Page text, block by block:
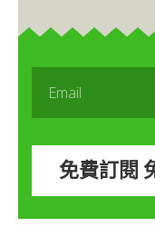
免費訂閱